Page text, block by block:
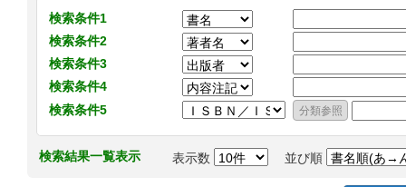
検索条件1
検索条件2
検索条件3
検索条件4
検索条件5
検索結果一覧表示 表示数 並び順